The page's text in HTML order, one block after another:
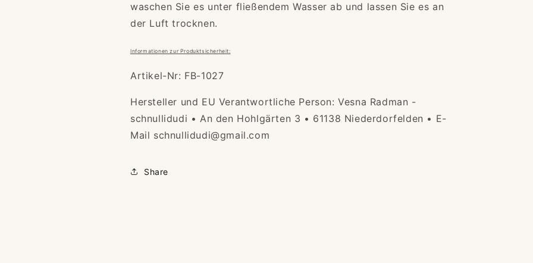
waschen Sie es unter fließendem Wasser ab und lassen Sie es an
der Luft trocknen.
Informationen zur Produktsicherheit:
Artikel-Nr: FB-1027
Hersteller und EU Verantwortliche Person: Vesna Radman -
schnullidudi • An den Hohlgärten 3 • 61138 Niederdorfelden • E-
Mail schnullidudi@gmail.com
Share